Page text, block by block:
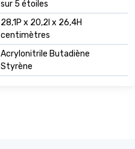
sur 5 étoiles
28,1P x 20,2l x 26,4H
centimètres
Acrylonitrile Butadiène
Styrène